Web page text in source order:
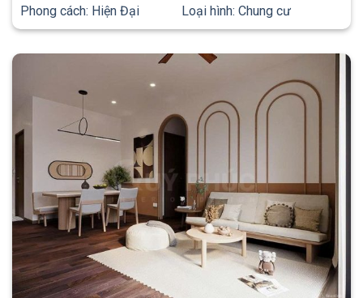
Phong cách: Hiện Đại Loại hình: Chung cư